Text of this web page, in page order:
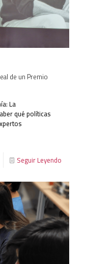
de un Premio
La
qué políticas
Seguir Leyendo